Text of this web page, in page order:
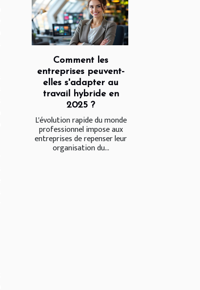
Comment les
entreprises peuvent-
elles s'adapter au
travail hybride en
2025 ?
L'évolution rapide du monde
professionnel impose aux
entreprises de repenser leur
organisation du...